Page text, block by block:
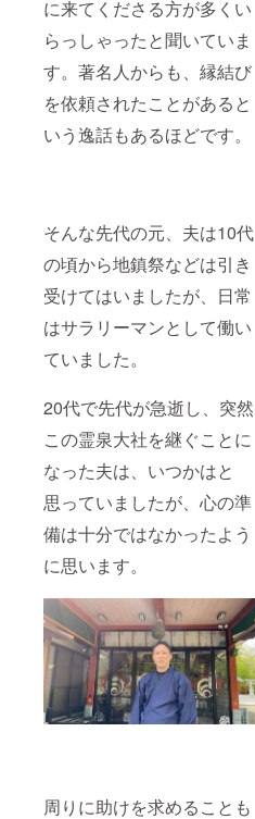
に来てくださる方が多くい
らっしゃったと聞いていま
す。著名人からも、縁結び
を依頼されたことがあると
いう逸話もあるほどです。
そんな先代の元、夫は10代
の頃から地鎮祭などは引き
受けてはいましたが、日常
はサラリーマンとして働い
ていました。
20代で先代が急逝し、突然
この霊泉大社を継ぐことに
なった夫は、いつかはと
思っていましたが、心の準
備は十分ではなかったよう
に思います。
周りに助けを求めることも